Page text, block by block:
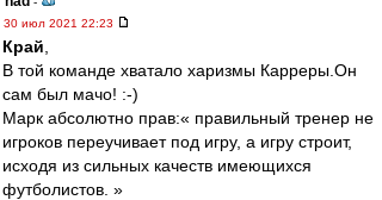
30 июл 2021 22:23
Край
В той команде хватало харизмы Карреры.Он
сам был мачо! :-)
Марк абсолютно прав:« правильный тренер не
игроков переучивает под игру, а игру строит,
исходя из сильных качеств имеющихся
футболистов. »